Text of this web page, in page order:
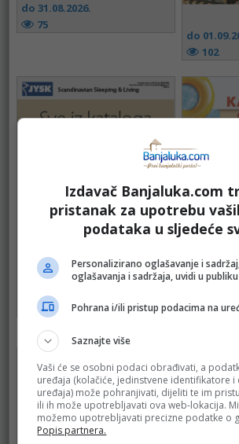
do 31.08.2026.
75
do
102
JYSK
do 18.08.2026.
83
do
Izdavač Banjaluka.com
pristanak za upotrebu
podataka u sljedeće
Personalizirano oglašavanje i
oglašavanja i sadržaja, uvidi u
Pohrana i/ili pristup podacima na
Saznajte više
Vaši će se osobni podaci obrađivati, a
uređaja (kolačiće, jedinstvene identifikatore
uređaja) može pohranjivati, dijeliti te im
ili ih može upotrebljavati ova web-lokacija.
možemo upotrebljavati precizne podatke o
Popis partnera.